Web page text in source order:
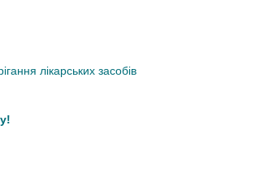
лікарських засобів